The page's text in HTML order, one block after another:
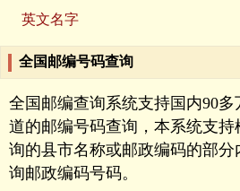
英文名字
全国邮编号码查询
全国邮编查询系统支持国内90
道的邮编号码查询，本系统支
询的县市名称或邮政编码的部
询邮政编码号码。